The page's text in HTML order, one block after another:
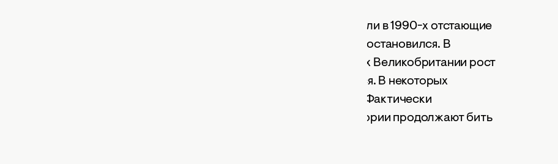
После 2005 года ситуация стала неравномерной. Если в 1990-х отстающие
регионы быстро догоняли лидеров, то этот процесс остановился. В
Восточной Германии, бельгийской Валлонии и частях Великобритании рост
продолжительности жизни практически прекратился. В некоторых
регионах зафиксирована даже обратная динамика. Фактически
формируется "Европа двух скоростей": одни территории продолжают бить